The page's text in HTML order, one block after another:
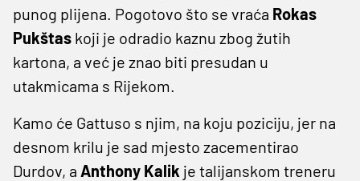
punog plijena. Pogotovo što se vraća Rokas
Pukštas koji je odradio kaznu zbog žutih
kartona, a već je znao biti presudan u
utakmicama s Rijekom.
Kamo će Gattuso s njim, na koju poziciju, jer na
desnom krilu je sad mjesto zacementirao
Durdov, a Anthony Kalik je talijanskom treneru